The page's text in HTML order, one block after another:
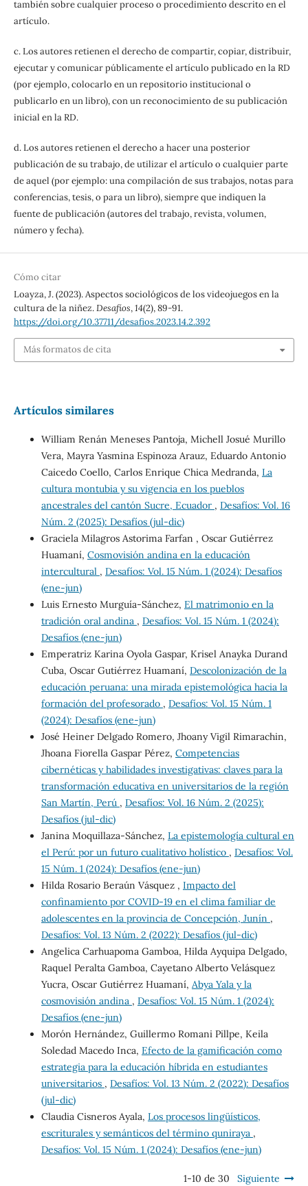
también sobre cualquier proceso o procedimiento descrito en el
artículo.
c. Los autores retienen el derecho de compartir, copiar, distribuir,
ejecutar y comunicar públicamente el artículo publicado en la RD
(por ejemplo, colocarlo en un repositorio institucional o
publicarlo en un libro), con un reconocimiento de su publicación
inicial en la RD.
d. Los autores retienen el derecho a hacer una posterior
publicación de su trabajo, de utilizar el artículo o cualquier parte
de aquel (por ejemplo: una compilación de sus trabajos, notas para
conferencias, tesis, o para un libro), siempre que indiquen la
fuente de publicación (autores del trabajo, revista, volumen,
número y fecha).
Cómo citar
Loayza, J. (2023). Aspectos sociológicos de los videojuegos en la
cultura de la niñez.Desafíos,14(2), 89-91.
https://doi.org/10.37711/desafios.2023.14.2.392
Más formatos de cita
Artículos similares
William Renán Meneses Pantoja, Michell Josué Murillo
Vera, Mayra Yasmina Espinoza Arauz, Eduardo Antonio
Caicedo Coello, Carlos Enrique Chica Medranda, La
cultura montubia y su vigencia en los pueblos
ancestrales del cantón Sucre, Ecuador , Desafíos: Vol. 16
Núm. 2 (2025): Desafíos (jul-dic)
Graciela Milagros Astorima Farfan , Oscar Gutiérrez
Huamaní, Cosmovisión andina en la educación
intercultural , Desafíos: Vol. 15 Núm. 1 (2024): Desafíos
(ene-jun)
Luis Ernesto Murguía-Sánchez, El matrimonio en la
tradición oral andina , Desafíos: Vol. 15 Núm. 1 (2024):
Desafíos (ene-jun)
Emperatriz Karina Oyola Gaspar, Krisel Anayka Durand
Cuba, Oscar Gutiérrez Huamaní, Descolonización de la
educación peruana: una mirada epistemológica hacia la
formación del profesorado , Desafíos: Vol. 15 Núm. 1
(2024): Desafíos (ene-jun)
José Heiner Delgado Romero, Jhoany Vigil Rimarachin,
Jhoana Fiorella Gaspar Pérez, Competencias
cibernéticas y habilidades investigativas: claves para la
transformación educativa en universitarios de la región
San Martín, Perú , Desafíos: Vol. 16 Núm. 2 (2025):
Desafíos (jul-dic)
Janina Moquillaza-Sánchez, La epistemología cultural en
el Perú: por un futuro cualitativo holístico , Desafíos: Vol.
15 Núm. 1 (2024): Desafíos (ene-jun)
Hilda Rosario Beraún Vásquez , Impacto del
confinamiento por COVID-19 en el clima familiar de
adolescentes en la provincia de Concepción, Junín ,
Desafíos: Vol. 13 Núm. 2 (2022): Desafíos (jul-dic)
Angelica Carhuapoma Gamboa, Hilda Ayquipa Delgado,
Raquel Peralta Gamboa, Cayetano Alberto Velásquez
Yucra, Oscar Gutiérrez Huamaní, Abya Yala y la
cosmovisión andina , Desafíos: Vol. 15 Núm. 1 (2024):
Desafíos (ene-jun)
Morón Hernández, Guillermo Romani Pillpe, Keila
Soledad Macedo Inca, Efecto de la gamificación como
estrategia para la educación híbrida en estudiantes
universitarios , Desafíos: Vol. 13 Núm. 2 (2022): Desafíos
(jul-dic)
Claudia Cisneros Ayala, Los procesos lingüísticos,
escriturales y semánticos del término quniraya ,
Desafíos: Vol. 15 Núm. 1 (2024): Desafíos (ene-jun)
1-10 de 30 Siguiente